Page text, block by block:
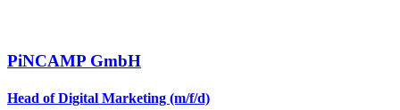
PiNCAMP GmbH
Head of Digital Marketing (m/f/d)